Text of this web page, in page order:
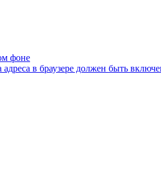
в браузере должен быть